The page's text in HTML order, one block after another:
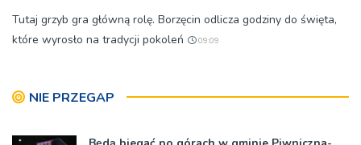
Tutaj grzyb gra główną rolę. Borzęcin odlicza godziny do święta,
które wyrosło na tradycji pokoleń
09:09
NIE PRZEGAP